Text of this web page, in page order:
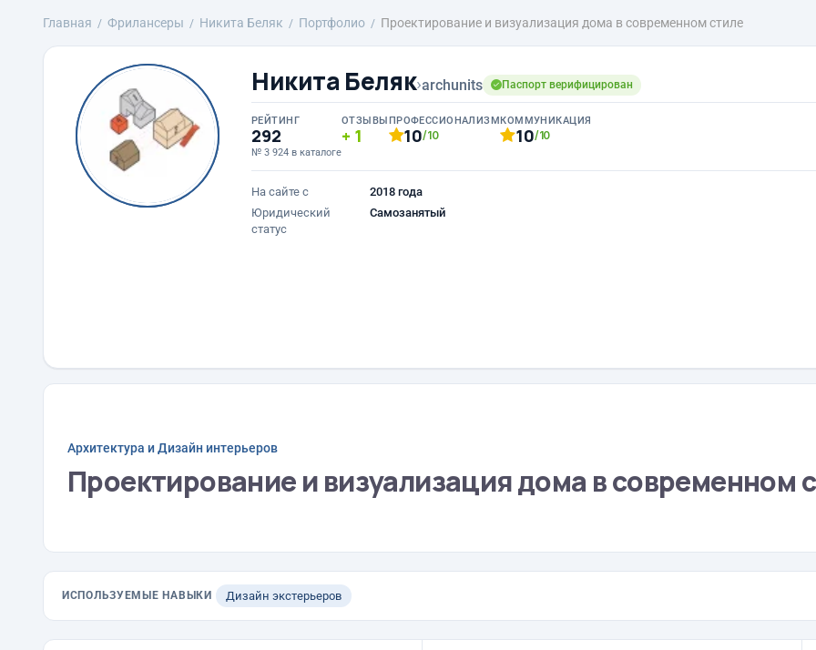
Главная Фрилансеры Никита Беляк Портфолио Проектирование и визуализация дома в современном стиле
Никита Беляк›archunits Паспорт верифицирован
РЕЙТИНГ
292
№ 3 924 в каталоге
ОТЗЫВЫ
1
ПРОФЕССИОНАЛИЗМ
10/10
КОММУНИКАЦИЯ
10/10
На сайте с
2018 года
Юридический
статус
Самозанятый
Архитектура и Дизайн интерьеров
Проектирование и визуализация дома в современном
ИСПОЛЬЗУЕМЫЕ НАВЫКИ Дизайн экстерьеров